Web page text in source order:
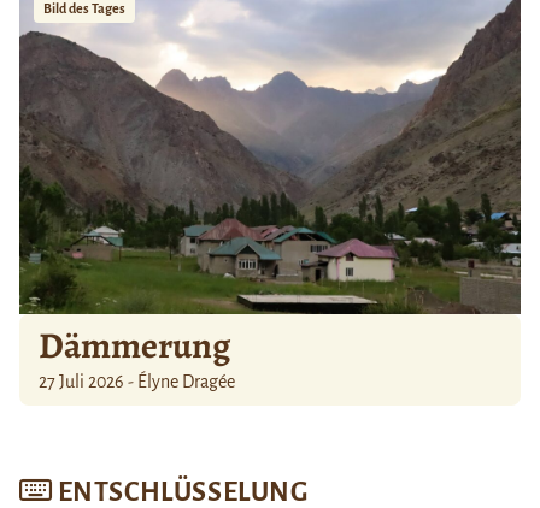
Bild des Tages
Dämmerung
27 Juli 2026 - Élyne Dragée
ENTSCHLÜSSELUNG